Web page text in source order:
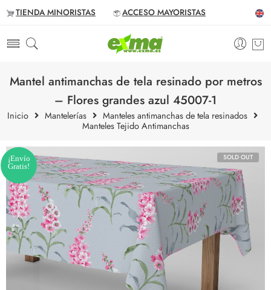
TIENDA MINORISTAS ACCESO MAYORISTAS
Mantel antimanchas de tela resinado por metros
– Flores grandes azul 45007-1
Inicio Mantelerías
Manteles antimanchas de tela resinados
Manteles Tejido Antimanchas
SOLD OUT
¡Envío
Gratis!